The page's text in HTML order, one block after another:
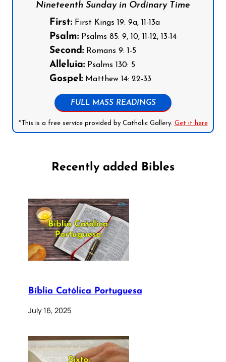
Nineteenth Sunday in Ordinary Time
First: First Kings 19: 9a, 11-13a
Psalm: Psalms 85: 9, 10, 11-12, 13-14
Second: Romans 9: 1-5
Alleluia: Psalms 130: 5
Gospel: Matthew 14: 22-33
FULL MASS READINGS
*This is a free service provided by Catholic Gallery. Get it here
Recently added Bibles
Bíblia Católica Portuguesa
July 16, 2025